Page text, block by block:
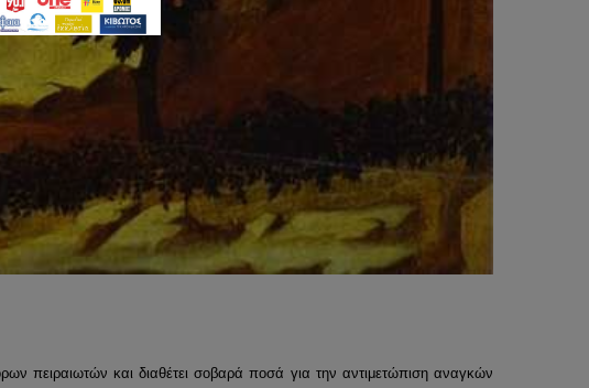
πειραιωτών και διαθέτει σοβαρά ποσά για την αντιμετώπιση αναγκών